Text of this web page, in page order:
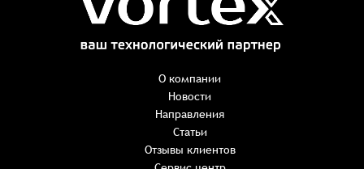
Заказать презентацию
Заказ успешно оформлен
Спасибо, что выбрали нас! Менеджер свяжется с Вами в
О компании
Новости
Направления
Статьи
Отзывы клиентов